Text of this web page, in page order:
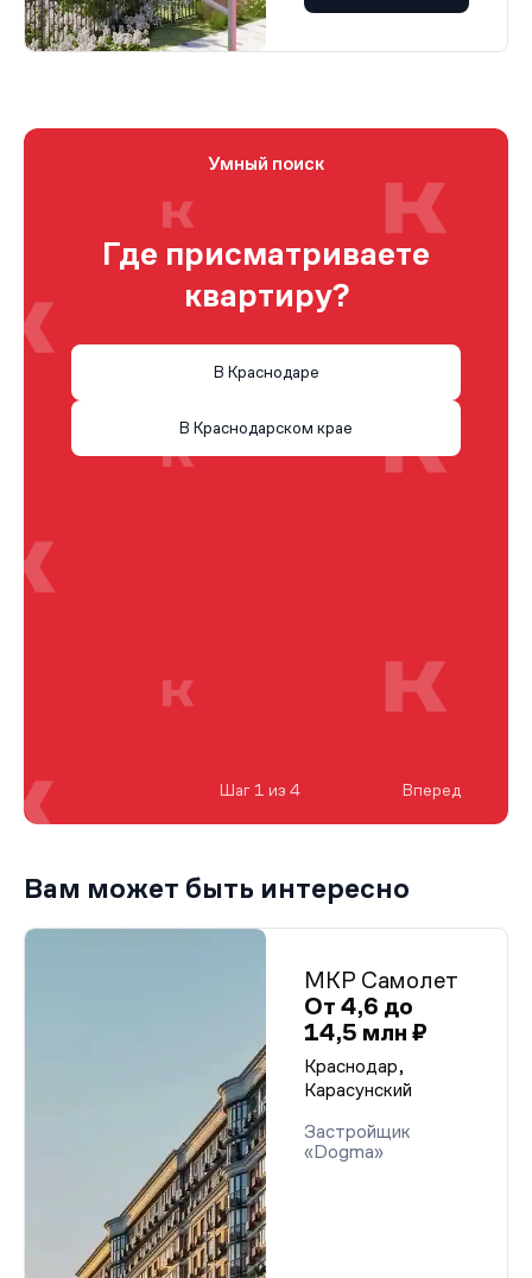
Умный поиск
Где присматриваете
квартиру?
В Краснодаре
В Краснодарском крае
Шаг 1 из 4 Вперед
Вам может быть интересно
МКР Самолет
От 4,6 до
14,5 млн ₽
Краснодар,
Карасунский
Застройщик
«Dogma»